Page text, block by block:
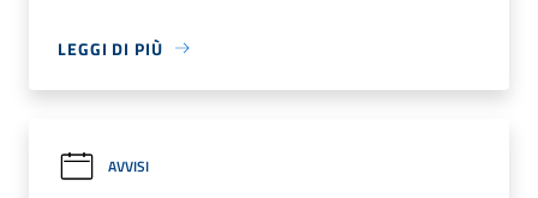
LEGGI DI PIÙ
AVVISI